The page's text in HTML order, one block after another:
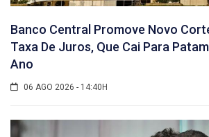
Banco Central Promove Novo
Taxa De Juros, Que Cai Para
Ano
06 AGO 2026 - 14:40H